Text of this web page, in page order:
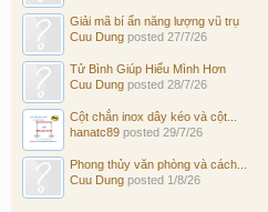
Giải mã bí ẩn năng lượng vũ trụ
Cuu Dung posted 27/7/26
Tử Bình Giúp Hiểu Mình Hơn
Cuu Dung posted 28/7/26
Cột chắn inox dây kéo và cột...
hanatc89 posted 29/7/26
Phong thủy văn phòng và cách...
Cuu Dung posted 1/8/26